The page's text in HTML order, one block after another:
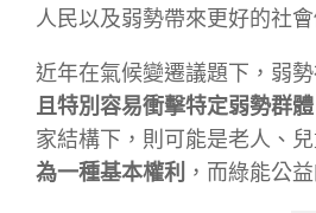
人民以及弱勢帶來更好的社會
近年在氣候變遷議題下，弱
且特別容易衝擊特定弱勢群體
家結構下，則可能是老人、
為一種基本權利 ，而綠能公